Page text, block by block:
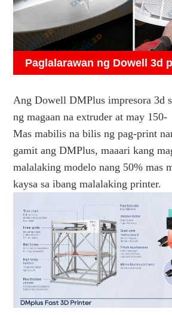
Paglalarawan ng Dowell 3d
Ang Dowell DMPlus impresora 3d
ng magaan na extruder at may 150-
Mas mabilis na bilis ng pag-print
gamit ang DMPlus, maaari kang
malalaking modelo nang 50% mas
kaysa sa ibang malalaking printer.